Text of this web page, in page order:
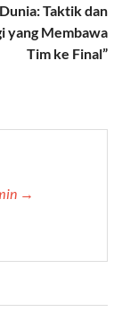
Taktik dan
yang Membawa
Tim ke Final”
→